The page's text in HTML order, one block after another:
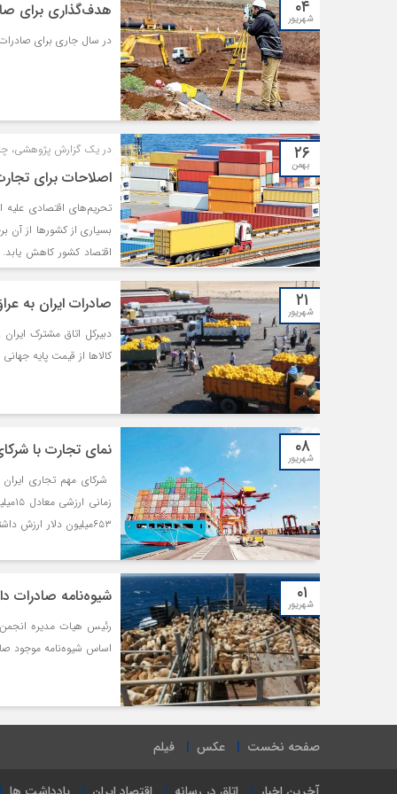
کشورهای عضو اوراسیا
۰۴
شهریور هدف‌گذاری برای صادرات ۴.۵‌میلیارد دلاری
در سال جاری برای صادرات ۴.۵‌میلیارد دلار خدمات فنی مهندسی برنامه‌ریزی شده
۲۶
بهمن
در یک گزارش پژوهشی، چالش‌ها و
اصلاحات برای
تحریم‌های اقتصادی علیه
اقتصاد کشور کاهش
مساله می‌تواند
نمی‌توان از این فرصت
۲۱
شهریور صادرات ایران به عراق 8 درصد کاهش
کالاها از قیمت پایه
۰۸
شهریور نمای تجارت با
ارزشی دارد.
۰۱
شهریور شیوه‌نامه صادرات
رئیس هیات مدیره انجمن
اساس شیوه‌نامه موجود صادرات گوساله بالای ۴۰۰
صفحه نخست عکس فیلم